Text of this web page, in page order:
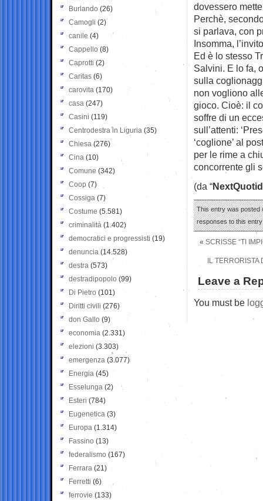
dovessero
Perchè,
si parlava, con
Insomma,
Ed è lo stesso
Salvini. E lo fa,
sulla
non vogliono
gioco. Cioè: il
soffre di un
sull’attenti:
‘coglione’ al
per le rime a
concorrente gli
(da “
This entry was posted
responses to this
« SCRISSE “TI
IL
Leave a
You must be
Burlando (26)
Camogli (2)
canile (4)
Cappello (8)
Caprotti (2)
Caritas (6)
carovita (170)
casa (247)
Casini (119)
Centrodestra in Liguria (35)
Chiesa (276)
Cina (10)
Comune (342)
Coop (7)
Cossiga (7)
Costume (5.581)
criminalità (1.402)
democratici e progressisti (19)
denuncia (14.528)
destra (573)
destradipopolo (99)
Di Pietro (101)
Diritti civili (276)
don Gallo (9)
economia (2.331)
elezioni (3.303)
emergenza (3.077)
Energia (45)
Esselunga (2)
Esteri (784)
Eugenetica (3)
Europa (1.314)
Fassino (13)
federalismo (167)
Ferrara (21)
Ferretti (6)
ferrovie (133)